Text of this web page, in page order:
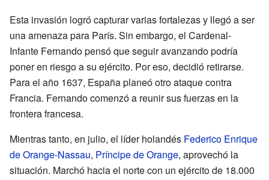
Esta invasión logró capturar varias fortalezas y llegó a ser
una amenaza para París. Sin embargo, el Cardenal-
Infante Fernando pensó que seguir avanzando podría
poner en riesgo a su ejército. Por eso, decidió retirarse.
Para el año 1637, España planeó otro ataque contra
Francia. Fernando comenzó a reunir sus fuerzas en la
frontera francesa.
Mientras tanto, en julio, el líder holandés Federico Enrique
de Orange-Nassau, Príncipe de Orange, aprovechó la
situación. Marchó hacia el norte con un ejército de 18.000